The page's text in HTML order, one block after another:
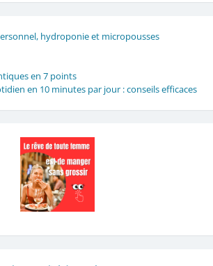
hydroponie et micropousses
en 7 points
en 10 minutes par jour : conseils efficaces